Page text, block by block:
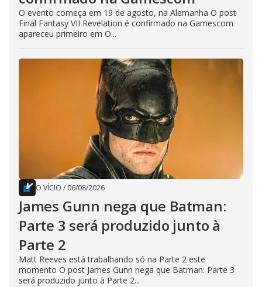
O evento começa em 19 de agosto, na Alemanha O post
Final Fantasy VII Revelation é confirmado na Gamescom
apareceu primeiro em O...
O VÍCIO / 06/08/2026
James Gunn nega que Batman:
Parte 3 será produzido junto à
Parte 2
Matt Reeves está trabalhando só na Parte 2 este
momento O post James Gunn nega que Batman: Parte 3
será produzido junto à Parte 2...